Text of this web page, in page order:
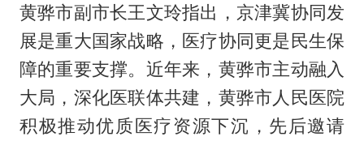
黄骅市副市长王文玲指出，京津冀协同发
展是重大国家战略，医疗协同更是民生保
障的重要支撑。近年来，黄骅市主动融入
大局，深化医联体共建，黄骅市人民医院
积极推动优质医疗资源下沉，先后邀请